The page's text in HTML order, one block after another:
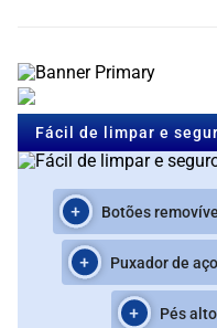
Resistente e com
benefício
Forno e queimadores
Mais resistente e
Fácil de limpar e
Botões
Puxador de aço
Pés